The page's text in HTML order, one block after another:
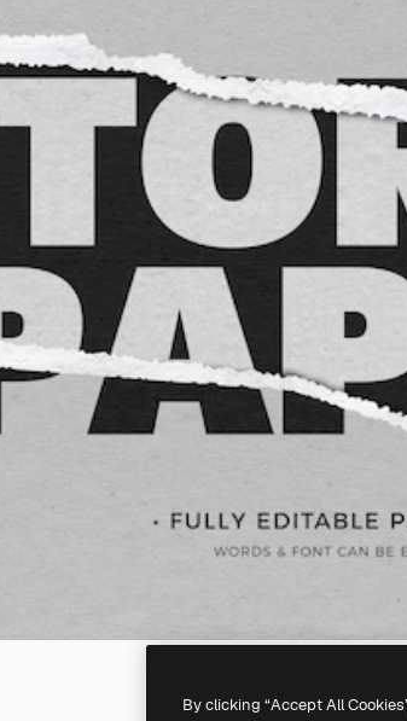
By clicking “Accept All